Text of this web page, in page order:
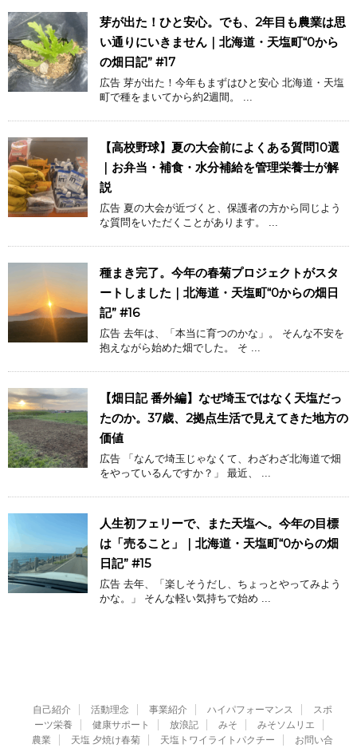
芽が出た！ひと安心。でも、2年目も農業は思
い通りにいきません｜北海道・天塩町“0から
の畑日記” #17
広告 芽が出た！今年もまずはひと安心 北海道・天塩
町で種をまいてから約2週間。 ...
【高校野球】夏の大会前によくある質問10選
｜お弁当・補食・水分補給を管理栄養士が解
説
広告 夏の大会が近づくと、保護者の方から同じよう
な質問をいただくことがあります。 ...
種まき完了。今年の春菊プロジェクトがスタ
ートしました｜北海道・天塩町“0からの畑日
記” #16
広告 去年は、「本当に育つのかな」。 そんな不安を
抱えながら始めた畑でした。 そ ...
【畑日記 番外編】なぜ埼玉ではなく天塩だっ
たのか。37歳、2拠点生活で見えてきた地方の
価値
広告 「なんで埼玉じゃなくて、わざわざ北海道で畑
をやっているんですか？」 最近、 ...
人生初フェリーで、また天塩へ。今年の目標
は「売ること」｜北海道・天塩町“0からの畑
日記” #15
広告 去年、「楽しそうだし、ちょっとやってみよう
かな。」 そんな軽い気持ちで始め ...
自己紹介 活動理念 事業紹介 ハイパフォーマンス
スポ
ーツ栄養
健康サポート 放浪記 みそ
みそソムリエ
農業
天塩 夕焼け春菊 天塩トワイライトパクチー お問い合